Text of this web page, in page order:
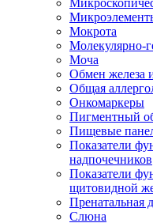
Мокрота
Молекулярно-
Моча
Обмен железа
Общая
Онкомаркеры
Пигментный
Пищевые
Показатели
надпочечников
Показатели
щитовидной
Пренатальная
Слюна